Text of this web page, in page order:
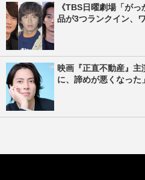
《TBS日曜劇場「が
品が3つランクイン、
映画『正直不動産』主
に、諦めが悪くなった